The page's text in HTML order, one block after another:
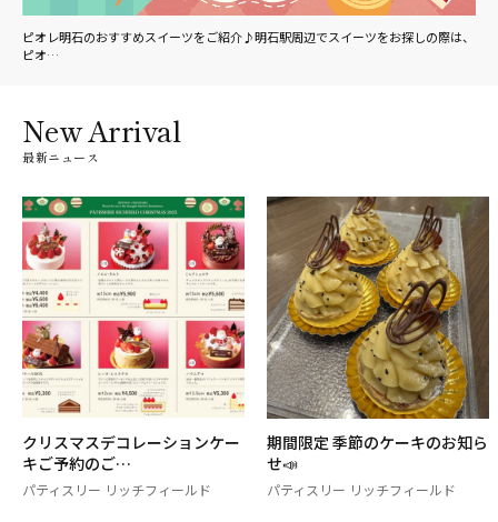
ピオレ明石のおすすめスイーツをご紹介♪明石駅周辺でスイーツをお探しの際は、
ピオ…
New Arrival
最新ニュース
クリスマスデコレーションケー
キご予約のご…
パティスリー リッチフィールド
期間限定 季節のケーキのお知ら
せ📣
パティスリー リッチフィールド